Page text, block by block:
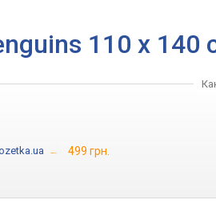
110 x 140
→
499 грн.